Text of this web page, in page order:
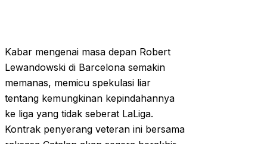
Kabar mengenai masa depan Robert
Lewandowski di Barcelona semakin
memanas, memicu spekulasi liar
tentang kemungkinan kepindahannya
ke liga yang tidak seberat LaLiga.
Kontrak penyerang veteran ini bersama